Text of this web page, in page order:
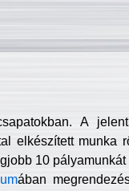
A
elkészített munka
10
ában